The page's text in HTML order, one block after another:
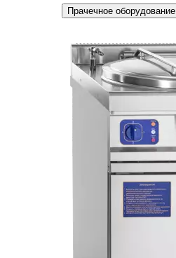
Прачечное оборудование